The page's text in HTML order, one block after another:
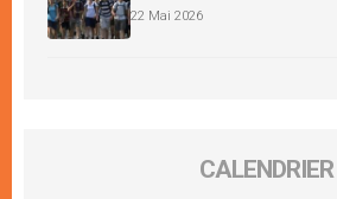
22 Mai 2026
CALENDRIER